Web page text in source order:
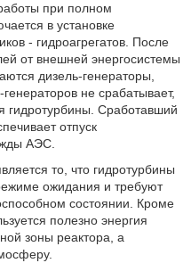
при полном
в установке
- гидроагрегатов. После
от внешней энергосистемы
дизель-генераторы,
не срабатывает,
гидротурбины. Сработавший
отпуск
АЭС.
то, что гидротурбины
ожидания и требуют
состоянии. Кроме
полезно энергия
зоны реактора, а